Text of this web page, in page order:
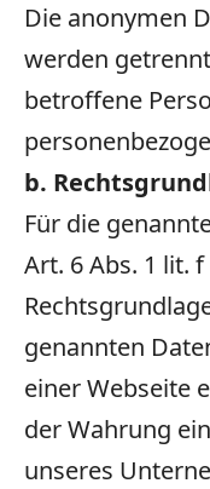
Die anonymen
werden
betroffene
b.
Für die
Art. 6 Abs. 1 lit. f
genannten
einer Webseite
der Wahrung
unseres